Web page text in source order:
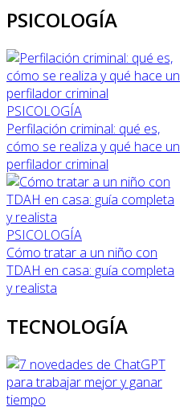
PSICOLOGÍA
PSICOLOGÍA
Perfilación criminal: qué es,
cómo se realiza y qué hace un
perfilador criminal
PSICOLOGÍA
Cómo tratar a un niño con
TDAH en casa: guía completa
y realista
TECNOLOGÍA